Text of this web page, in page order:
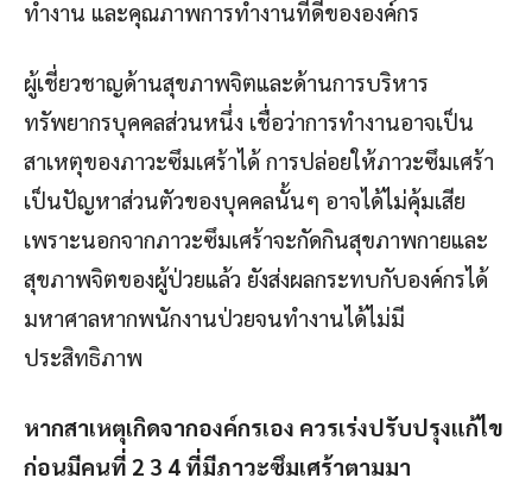
ทำงาน และคุณภาพการทำงานที่ดีขององค์กร
ผู้เชี่ยวชาญด้านสุขภาพจิตและด้านการบริหาร
ทรัพยากรบุคคลส่วนหนึ่ง เชื่อว่าการทำงานอาจเป็น
สาเหตุของภาวะซึมเศร้าได้ การปล่อยให้ภาวะซึมเศร้า
เป็นปัญหาส่วนตัวของบุคคลนั้นๆ อาจได้ไม่คุ้มเสีย
เพราะนอกจากภาวะซึมเศร้าจะกัดกินสุขภาพกายและ
สุขภาพจิตของผู้ป่วยแล้ว ยังส่งผลกระทบกับองค์กรได้
มหาศาลหากพนักงานป่วยจนทำงานได้ไม่มี
ประสิทธิภาพ
หากสาเหตุเกิดจากองค์กรเอง ควรเร่งปรับปรุงแก้ไข
ก่อนมีคนที่ 2 3 4 ที่มีภาวะซึมเศร้าตามมา